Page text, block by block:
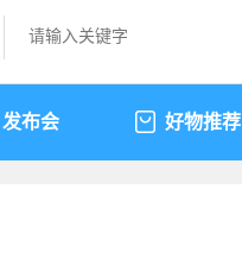
发布会 好物推荐